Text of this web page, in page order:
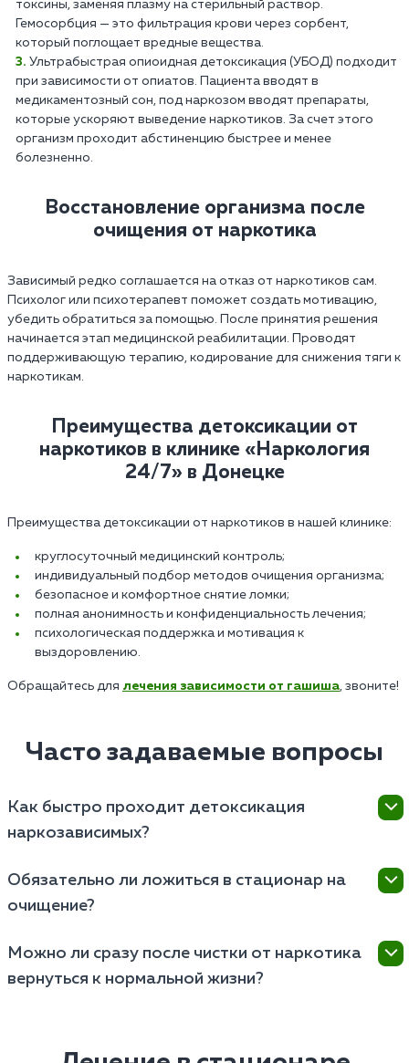
токсины, заменяя плазму на стерильный раствор.
Гемосорбция — это фильтрация крови через сорбент,
который поглощает вредные вещества.
Ультрабыстрая опиоидная детоксикация (УБОД) подходит
при зависимости от опиатов. Пациента вводят в
медикаментозный сон, под наркозом вводят препараты,
которые ускоряют выведение наркотиков. За счет этого
организм проходит абстиненцию быстрее и менее
болезненно.
Восстановление организма после
очищения от наркотика
Зависимый редко соглашается на отказ от наркотиков сам.
Психолог или психотерапевт поможет создать мотивацию,
убедить обратиться за помощью. После принятия решения
начинается этап медицинской реабилитации. Проводят
поддерживающую терапию, кодирование для снижения тяги к
наркотикам.
Преимущества детоксикации от
наркотиков в клинике «Наркология
24/7» в Донецке
Преимущества детоксикации от наркотиков в нашей клинике:
круглосуточный медицинский контроль;
индивидуальный подбор методов очищения организма;
безопасное и комфортное снятие ломки;
полная анонимность и конфиденциальность лечения;
психологическая поддержка и мотивация к
выздоровлению.
Обращайтесь для лечения зависимости от гашиша , звоните!
Часто задаваемые вопросы
Как быстро проходит детоксикация
наркозависимых?
дней до недели. Срок зависит от вида наркотиков,
состояния организма, тяжести зависимости.
Обязательно ли ложиться в стационар на
очищение?
риске осложнений. При легкой абстиненции
возможно очищение на дому под контролем врача.
Можно ли сразу после чистки от наркотика
вернуться к нормальной жизни?
избавиться от психологической зависимости и